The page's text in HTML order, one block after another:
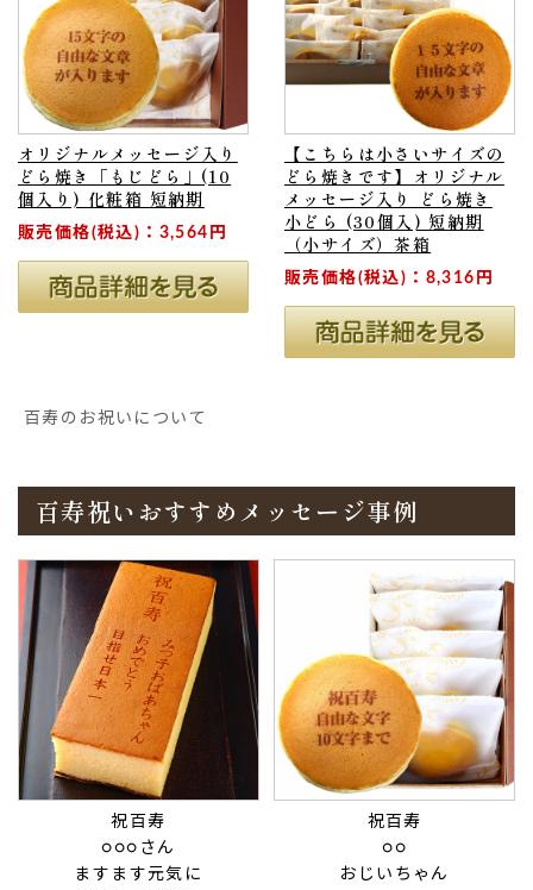
オリジナルメッセージ入り
どら焼き「もじどら」(10
個入り) 化粧箱 短納期
販売価格(税込)：3,564円
【こちらは小さいサイズの
どら焼きです】オリジナル
メッセージ入り どら焼き
小どら (30個入) 短納期
（小サイズ）茶箱
販売価格(税込)：8,316円
百寿のお祝いについて
百寿祝いおすすめメッセージ事例
祝百寿
○○○さん
ますます元気に
祝百寿
○○
おじいちゃん